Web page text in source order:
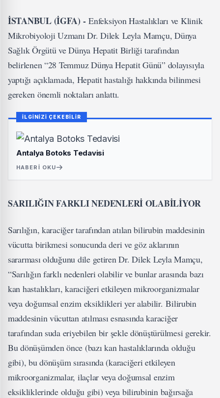
İSTANBUL (İGFA) -Enfeksiyon Hastalıkları ve Klinik
Mikrobiyoloji Uzmanı Dr. Dilek Leyla Mamçu, Dünya
Sağlık Örgütü ve Dünya Hepatit Birliği tarafından
belirlenen “28 Temmuz Dünya Hepatit Günü” dolayısıyla
yaptığı açıklamada, Hepatit hastalığı hakkında bilinmesi
gereken önemli noktaları anlattı.
İLGİNİZİ ÇEKEBİLİR
Antalya Botoks Tedavisi
HABERI OKU
SARILIĞIN FARKLI NEDENLERİ OLABİLİYOR
Sarılığın, karaciğer tarafından atılan bilirubin maddesinin
vücutta birikmesi sonucunda deri ve göz aklarının
sararması olduğunu dile getiren Dr. Dilek Leyla Mamçu,
“Sarılığın farklı nedenleri olabilir ve bunlar arasında bazı
kan hastalıkları, karaciğeri etkileyen mikroorganizmalar
veya doğumsal enzim eksiklikleri yer alabilir. Bilirubin
maddesinin vücuttan atılması esnasında karaciğer
tarafından suda eriyebilen bir şekle dönüştürülmesi gerekir.
Bu dönüşümden önce (bazı kan hastalıklarında olduğu
gibi), bu dönüşüm sırasında (karaciğeri etkileyen
mikroorganizmalar, ilaçlar veya doğumsal enzim
eksikliklerinde olduğu gibi) veya bilirubinin bağırsağa